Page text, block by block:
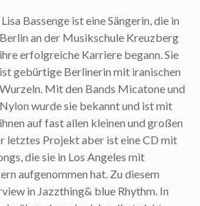
Lisa Bassenge ist eine Sängerin, die in
Berlin an der Musikschule Kreuzberg
ihre erfolgreiche Karriere begann. Sie
ist gebürtige Berlinerin mit iranischen
Wurzeln. Mit den Bands Micatone und
Nylon wurde sie bekannt und ist mit
ihnen auf fast allen kleinen und großen
letztes Projekt aber ist eine CD mit
die sie in Los Angeles mit
aufgenommen hat. Zu diesem
in Jazzthing& blue Rhythm. In